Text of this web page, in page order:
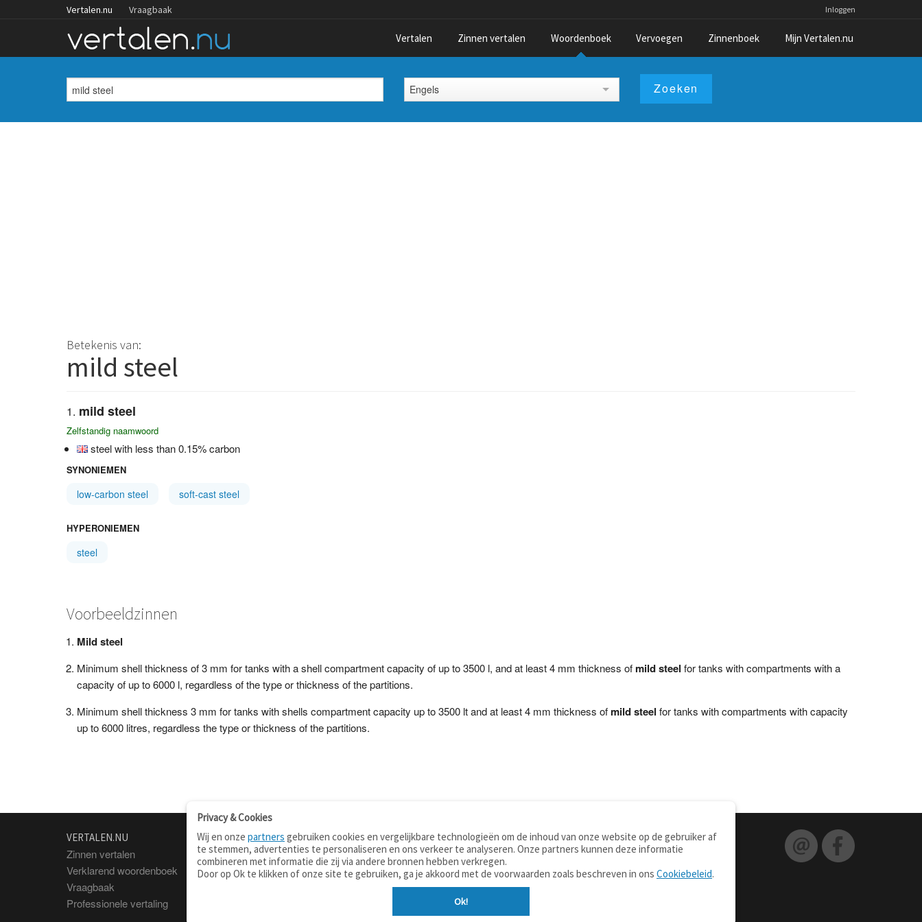
Vertalen.nu Vraagbaak Inloggen
Vertalen Zinnen vertalen Woordenboek Vervoegen Zinnenboek Mijn Vertalen.nu
Engels
Betekenis van:
mild steel
mild steel
Zelfstandig naamwoord
steel with less than 0.15% carbon
SYNONIEMEN
low-carbon steel soft-cast steel
HYPERONIEMEN
steel
Voorbeeldzinnen
Mild steel
Minimum shell thickness of 3 mm for tanks with a shell compartment capacity of up to 3500 l, and at least 4 mm thickness ofmild steel for tanks with compartments with a
capacity of up to 6000 l, regardless of the type or thickness of the partitions.
Minimum shell thickness 3 mm for tanks with shells compartment capacity up to 3500 lt and at least 4 mm thickness ofmild steel for tanks with compartments with capacity
up to 6000 litres, regardless the type or thickness of the partitions.
VERTALEN.NU
Zinnen vertalen
Verklarend woordenboek
Vraagbaak
Professionele vertaling
OVER
Over deze site
Contact
TOOLS
Apps
Mobiel
Tools & widgets
WOORDENBOEKEN
Nederlands - Engels
Nederlands - Duits
Nederlands - Spaans
Privacy & Cookies
Wij en onze partners gebruiken cookies en vergelijkbare technologieën om de inhoud van onze website op de gebruiker af
te stemmen, advertenties te personaliseren en ons verkeer te analyseren. Onze partners kunnen deze informatie
combineren met informatie die zij via andere bronnen hebben verkregen.
Door op Ok te klikken of onze site te gebruiken, ga je akkoord met de voorwaarden zoals beschreven in ons Cookiebeleid.
Ok!